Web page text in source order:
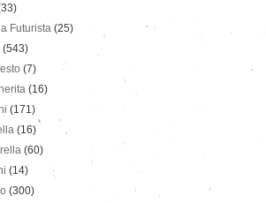
Futurista (25)
(543)
(7)
(16)
(171)
(16)
(60)
(14)
(300)